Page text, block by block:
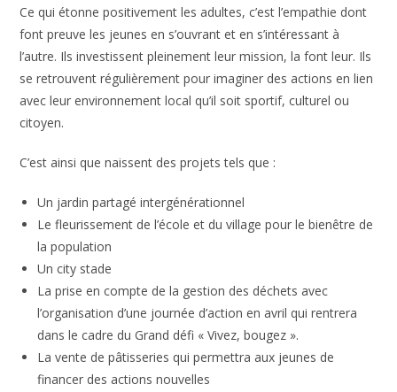
Ce qui étonne positivement les adultes, c’est l’empathie dont
font preuve les jeunes en s’ouvrant et en s’intéressant à
l’autre. Ils investissent pleinement leur mission, la font leur. Ils
se retrouvent régulièrement pour imaginer des actions en lien
avec leur environnement local qu’il soit sportif, culturel ou
citoyen.
C’est ainsi que naissent des projets tels que :
Un jardin partagé intergénérationnel
Le fleurissement de l’école et du village pour le bienêtre de
la population
Un city stade
La prise en compte de la gestion des déchets avec
l’organisation d’une journée d’action en avril qui rentrera
dans le cadre du Grand défi « Vivez, bougez ».
La vente de pâtisseries qui permettra aux jeunes de
financer des actions nouvelles